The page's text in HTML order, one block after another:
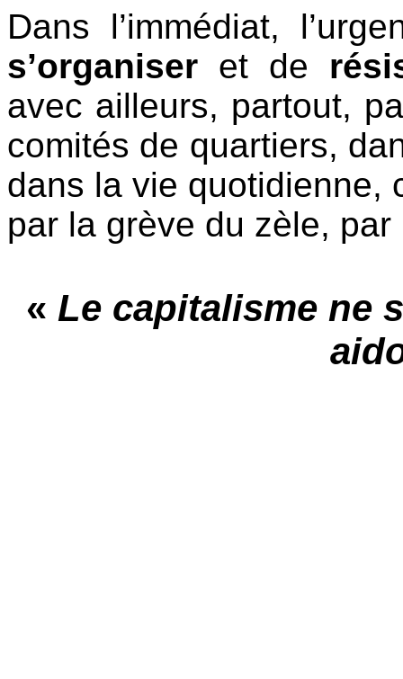
Dans l’immédiat,
s’organiser et de
avec ailleurs, partout,
comités de quartiers,
dans la vie quotidienne,
par la grève du zèle,
« Le capitalisme ne